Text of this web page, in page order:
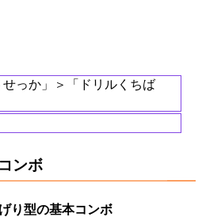
せっか」＞「ドリルくちば
ンボ
り型の基本コンボ